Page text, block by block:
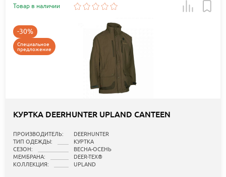
Товар в наличии
-30%
Специальное
предложение
КУРТКА DEERHUNTER UPLAND CANTEEN
ПРОИЗВОДИТЕЛЬ:
DEERHUNTER
ТИП ОДЕЖДЫ:
КУРТКА
СЕЗОН:
ВЕСНА-ОСЕНЬ
МЕМБРАНА:
DEER-TEX®
КОЛЛЕКЦИЯ:
UPLAND